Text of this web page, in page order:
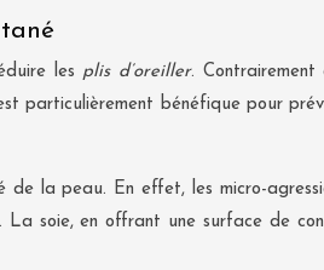
les plis d’oreiller.
particulièrement bénéfique pour
la peau. En effet, les micro-
soie, en offrant une surface de